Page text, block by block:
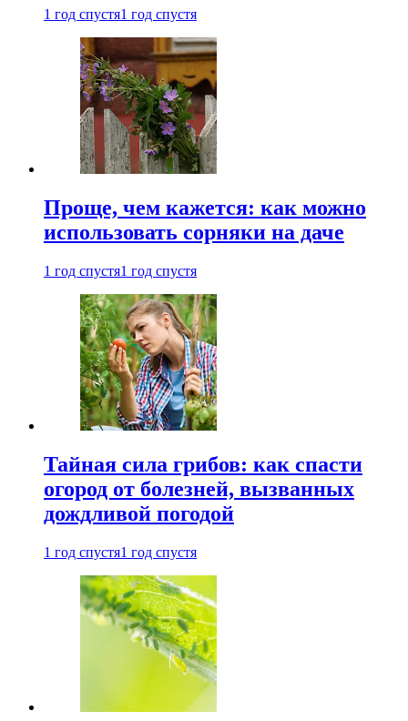
1 год спустя1 год спустя
Проще, чем кажется: как можно
использовать сорняки на даче
1 год спустя1 год спустя
Тайная сила грибов: как спасти
огород от болезней, вызванных
дождливой погодой
1 год спустя1 год спустя